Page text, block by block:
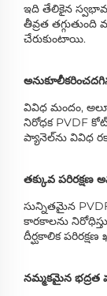
ఇది తేలికైన
తీవ్రత
చేరుకుంటాయి.
వివిధ మందం,
నిరోధక PVDF
ప్యానెల్‌ను వివిధ
తక్కువ పరిరక్షణ
సున్నితమైన
కారకాలను
దీర్ఘకాలిక పరిరక్షణ
నమ్మకమైన భద్రత